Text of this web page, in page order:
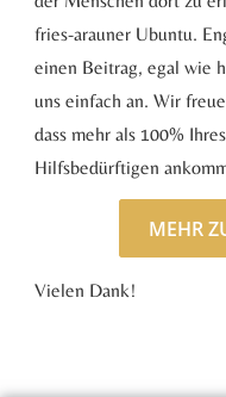
fries-arauner Ubuntu.
einen Beitrag, egal wie
uns einfach an. Wir
dass mehr als 100%
Hilfsbedürftigen
MEHR
Vielen Dank!